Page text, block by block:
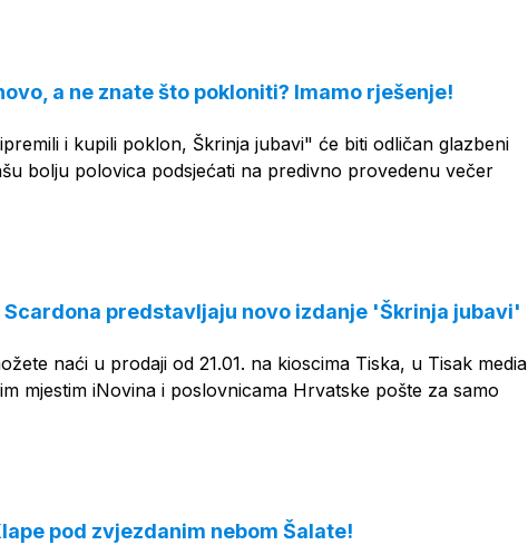
a ne znate što pokloniti? Imamo rješenje!
i kupili poklon, Škrinja jubavi" će biti odličan glazbeni
bolju polovica podsjećati na predivno provedenu večer
Scardona predstavljaju novo izdanje 'Škrinja jubavi'
naći u prodaji od 21.01. na kioscima Tiska, u Tisak media
mjestim iNovina i poslovnicama Hrvatske pošte za samo
pod zvjezdanim nebom Šalate!